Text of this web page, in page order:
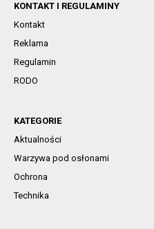
KONTAKT I REGULAMINY
Kontakt
Reklama
Regulamin
RODO
KATEGORIE
Aktualności
Warzywa pod osłonami
Ochrona
Technika